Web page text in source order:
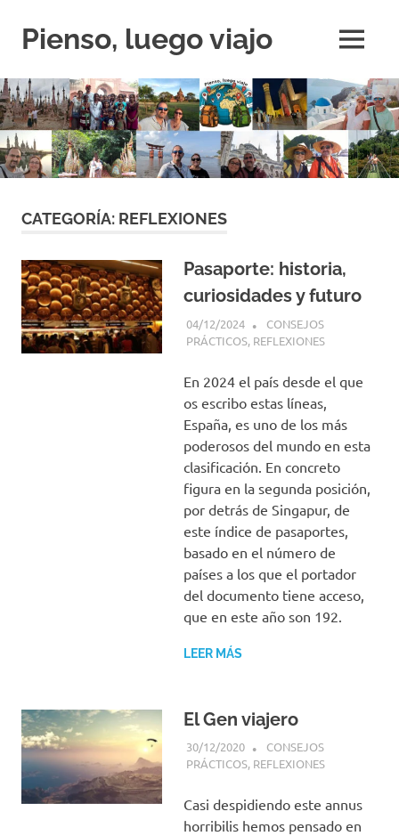
contenido
Pienso, luego viajo
no
viajas,
estás
perdido
MENÚ
CATEGORÍA: REFLEXIONES
Pasaporte: historia,
curiosidades y futuro
04/12/2024 PIENSO, LUEGO VIAJO
CONSEJOS
PRÁCTICOS, REFLEXIONES
En 2024 el país desde el que
os escribo estas líneas,
España, es uno de los más
poderosos del mundo en esta
clasificación. En concreto
figura en la segunda posición,
por detrás de Singapur, de
este índice de pasaportes,
basado en el número de
países a los que el portador
del documento tiene acceso,
que en este año son 192.
LEER MÁS
El Gen viajero
30/12/2020 PIENSO, LUEGO VIAJO
CONSEJOS
PRÁCTICOS, REFLEXIONES
Casi despidiendo este annus
horribilis hemos pensado en